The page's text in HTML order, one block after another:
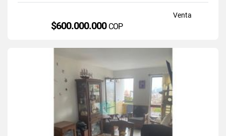
Venta
$600.000.000 COP